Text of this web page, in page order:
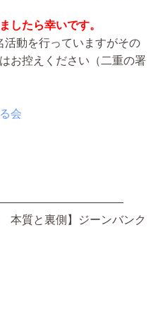
したら幸いです。
動を行っていますがその
お控えください（二重の署
会
本質と裏側】ジーンバンク